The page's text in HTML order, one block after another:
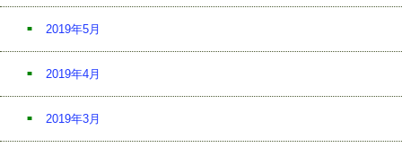
2019年5月
2019年4月
2019年3月